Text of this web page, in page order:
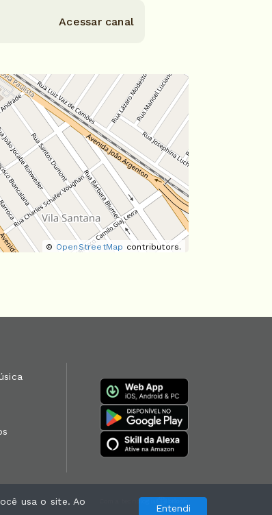
Acessar canal
© OpenStreetMap contributors.
Com a tecnologia
usa o site. Ao
Entendi